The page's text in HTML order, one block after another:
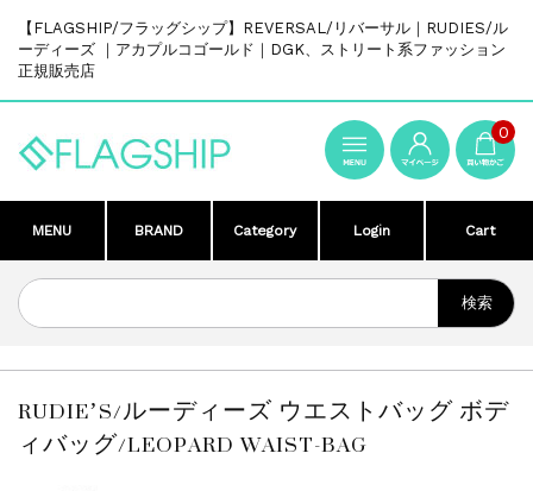
【FLAGSHIP/フラッグシップ】REVERSAL/リバーサル｜RUDIES/ル
ーディーズ ｜アカプルコゴールド｜DGK、ストリート系ファッション
正規販売店
0
MENU BRAND Category Login Cart
RUDIE’S/ルーディーズ ウエストバッグ ボデ
ィバッグ/LEOPARD WAIST-BAG